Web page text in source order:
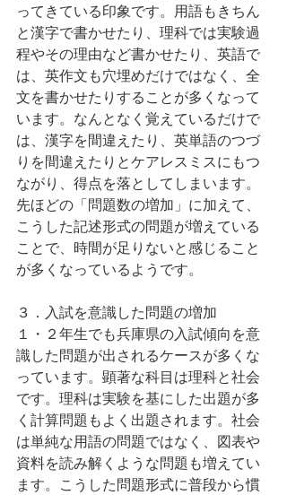
ってきている印象です。用語もきちん
と漢字で書かせたり、理科では実験過
程やその理由など書かせたり、英語で
は、英作文も穴埋めだけではなく、全
文を書かせたりすることが多くなって
います。なんとなく覚えているだけで
は、漢字を間違えたり、英単語のつづ
りを間違えたりとケアレスミスにもつ
ながり、得点を落としてしまいます。
先ほどの「問題数の増加」に加えて、
こうした記述形式の問題が増えている
ことで、時間が足りないと感じること
が多くなっているようです。
３．入試を意識した問題の増加
１・２年生でも兵庫県の入試傾向を意
識した問題が出されるケースが多くな
っています。顕著な科目は理科と社会
です。理科は実験を基にした出題が多
く計算問題もよく出題されます。社会
は単純な用語の問題ではなく、図表や
資料を読み解くような問題も増えてい
ます。こうした問題形式に普段から慣